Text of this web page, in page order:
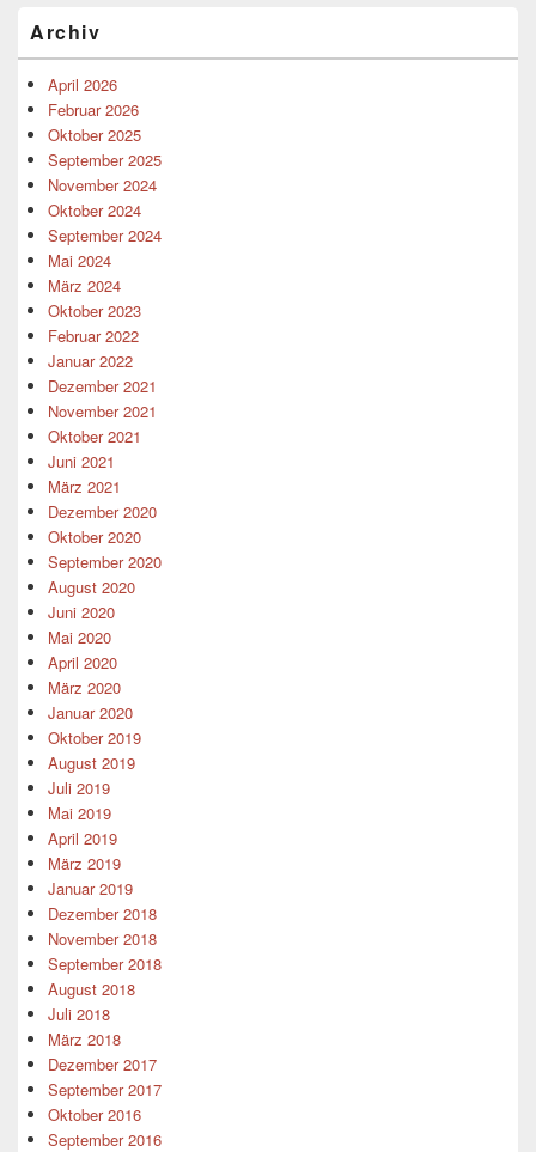
Archiv
April 2026
Februar 2026
Oktober 2025
September 2025
November 2024
Oktober 2024
September 2024
Mai 2024
März 2024
Oktober 2023
Februar 2022
Januar 2022
Dezember 2021
November 2021
Oktober 2021
Juni 2021
März 2021
Dezember 2020
Oktober 2020
September 2020
August 2020
Juni 2020
Mai 2020
April 2020
März 2020
Januar 2020
Oktober 2019
August 2019
Juli 2019
Mai 2019
April 2019
März 2019
Januar 2019
Dezember 2018
November 2018
September 2018
August 2018
Juli 2018
März 2018
Dezember 2017
September 2017
Oktober 2016
September 2016